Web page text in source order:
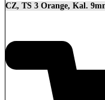
CZ, TS 3 Orange, Kal.